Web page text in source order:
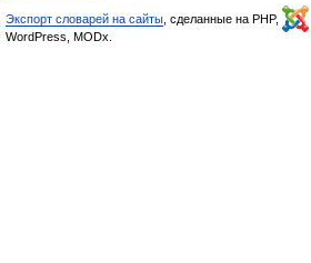
Экспорт словарей на сайты , сделанные на PHP,
WordPress, MODx.